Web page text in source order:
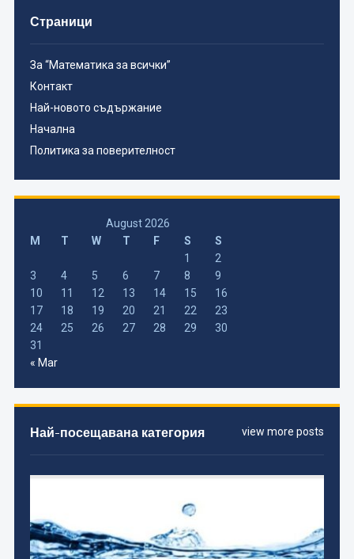
Страници
За “Математика за всички”
Контакт
Най-новото съдържание
Начална
Политика за поверителност
August 2026
M
T W T F S
S
1
2
3
4 5 6 7 8
9
10
11 12 13 14 15
16
17
18 19 20 21 22
23
24
25 26 27 28 29
30
31
« Mar
view more posts
Най-посещавана категория